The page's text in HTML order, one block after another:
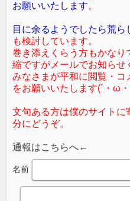
お願いいたします。
目に余るようでしたら荒
も検討しています。
巻き添えくらう方もかな
縮ですがメールでお知らせ
みなさまが平和に閲覧・コ
をお願いいたします(´・ω
文句ある方は僕のサイト
分にどうぞ。
通報はこちらへ←
名前